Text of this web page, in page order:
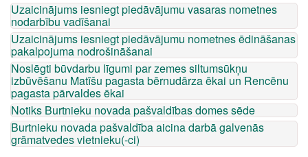
Uzaicinājums iesniegt piedāvājumu vasaras nometnes
nodarbību vadīšanai
Uzaicinājums iesniegt piedāvājumu nometnes ēdināšanas
pakalpojuma nodrošināšanai
Noslēgti būvdarbu līgumi par zemes siltumsūkņu
izbūvēšanu Matīšu pagasta bērnudārza ēkai un Rencēnu
pagasta pārvaldes ēkai
Notiks Burtnieku novada pašvaldības domes sēde
Burtnieku novada pašvaldība aicina darbā galvenās
grāmatvedes vietnieku(-ci)